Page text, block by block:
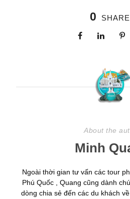
0
About the
Minh
Ngoài thời gian tư vấn các tour
Phú Quốc , Quang cũng dành
dòng chia sẻ đến các du khách